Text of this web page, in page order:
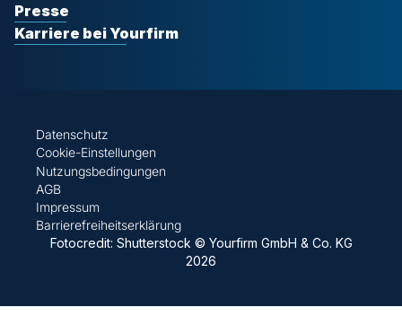
Presse
Karriere bei Yourfirm
Datenschutz
Cookie-Einstellungen
Nutzungsbedingungen
AGB
Impressum
Barrierefreiheitserklärung
Fotocredit: Shutterstock © Yourfirm GmbH & Co. KG
2026